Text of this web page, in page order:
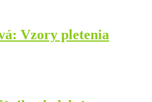
Vzory pletenia